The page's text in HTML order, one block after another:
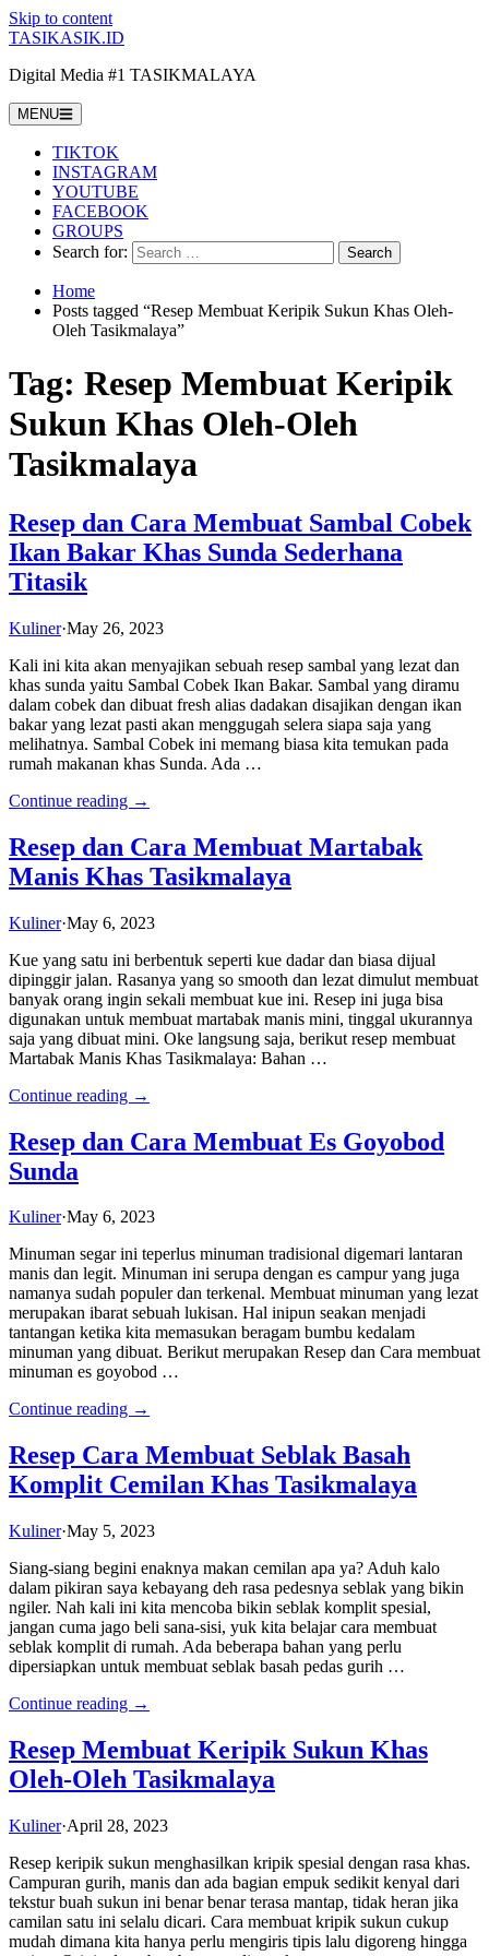
Skip to content
TASIKASIK.ID
Digital Media #1 TASIKMALAYA
MENU
TIKTOK
INSTAGRAM
YOUTUBE
FACEBOOK
GROUPS
Search for:
Home
Posts tagged “Resep Membuat Keripik Sukun Khas Oleh-
Oleh Tasikmalaya”
Tag: Resep Membuat Keripik
Sukun Khas Oleh-Oleh
Tasikmalaya
Resep dan Cara Membuat Sambal Cobek
Ikan Bakar Khas Sunda Sederhana
Titasik
Kuliner·May 26, 2023
Kali ini kita akan menyajikan sebuah resep sambal yang lezat dan
khas sunda yaitu Sambal Cobek Ikan Bakar. Sambal yang diramu
dalam cobek dan dibuat fresh alias dadakan disajikan dengan ikan
bakar yang lezat pasti akan menggugah selera siapa saja yang
melihatnya. Sambal Cobek ini memang biasa kita temukan pada
rumah makanan khas Sunda. Ada …
Continue reading →
Resep dan Cara Membuat Martabak
Manis Khas Tasikmalaya
Kuliner·May 6, 2023
Kue yang satu ini berbentuk seperti kue dadar dan biasa dijual
dipinggir jalan. Rasanya yang so smooth dan lezat dimulut membuat
banyak orang ingin sekali membuat kue ini. Resep ini juga bisa
digunakan untuk membuat martabak manis mini, tinggal ukurannya
saja yang dibuat mini. Oke langsung saja, berikut resep membuat
Martabak Manis Khas Tasikmalaya: Bahan …
Continue reading →
Resep dan Cara Membuat Es Goyobod
Sunda
Kuliner·May 6, 2023
Minuman segar ini teperlus minuman tradisional digemari lantaran
manis dan legit. Minuman ini serupa dengan es campur yang juga
namanya sudah populer dan terkenal. Membuat minuman yang lezat
merupakan ibarat sebuah lukisan. Hal inipun seakan menjadi
tantangan ketika kita memasukan beragam bumbu kedalam
minuman yang dibuat. Berikut merupakan Resep dan Cara membuat
minuman es goyobod …
Continue reading →
Resep Cara Membuat Seblak Basah
Komplit Cemilan Khas Tasikmalaya
Kuliner·May 5, 2023
Siang-siang begini enaknya makan cemilan apa ya? Aduh kalo
dalam pikiran saya kebayang deh rasa pedesnya seblak yang bikin
ngiler. Nah kali ini kita mencoba bikin seblak komplit spesial,
jangan cuma jago beli sana-sisi, yuk kita belajar cara membuat
seblak komplit di rumah. Ada beberapa bahan yang perlu
dipersiapkan untuk membuat seblak basah pedas gurih …
Continue reading →
Resep Membuat Keripik Sukun Khas
Oleh-Oleh Tasikmalaya
Kuliner·April 28, 2023
Resep keripik sukun menghasilkan kripik spesial dengan rasa khas.
Campuran gurih, manis dan ada bagian empuk sedikit kenyal dari
tekstur buah sukun ini benar benar terasa mantap, tidak heran jika
camilan satu ini selalu dicari. Cara membuat kripik sukun cukup
mudah dimana kita hanya perlu mengiris tipis lalu digoreng hingga